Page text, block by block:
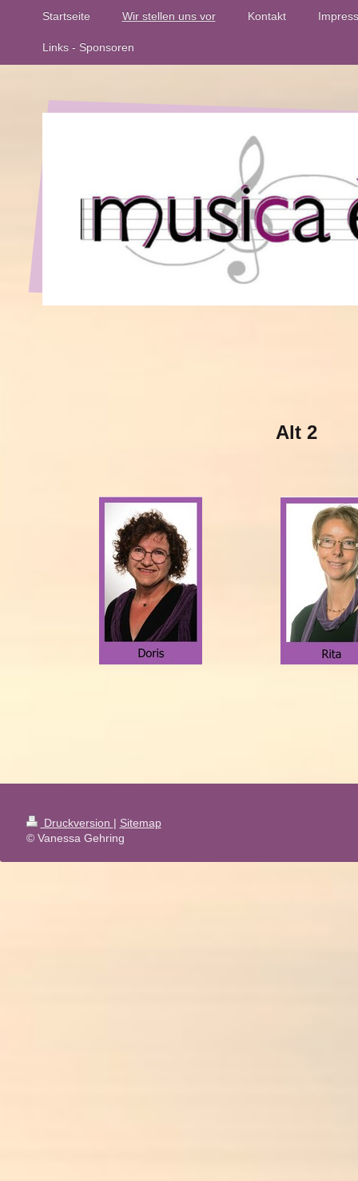
Startseite Wir stellen uns vor Kontakt
Links - Sponsoren
Alt 2
Druckversion | Sitemap
© Vanessa Gehring